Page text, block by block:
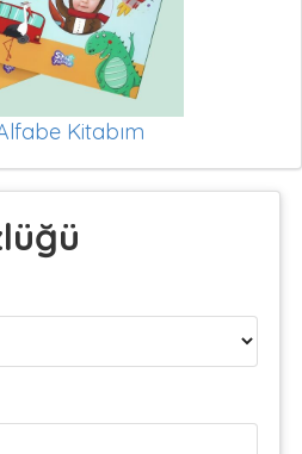
Kitabım